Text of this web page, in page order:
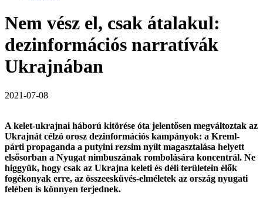
Nem vész el, csak átalakul:
dezinformációs narratívák
Ukrajnában
2021-07-08
A kelet-ukrajnai háború kitörése óta jelentősen megváltoztak az
Ukrajnát célzó orosz dezinformációs kampányok: a Kreml-
párti propaganda a putyini rezsim nyílt magasztalása helyett
elsősorban a Nyugat nimbuszának rombolására koncentrál. Ne
higgyük, hogy csak az Ukrajna keleti és déli területein élők
fogékonyak erre, az összeesküvés-elméletek az ország nyugati
felében is könnyen terjednek.